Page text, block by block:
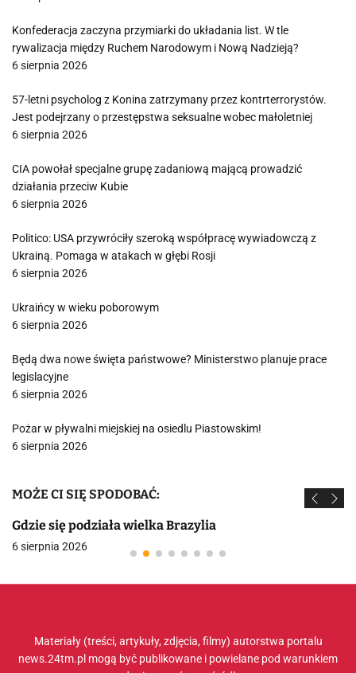
Konfederacja zaczyna przymiarki do układania list. W tle
rywalizacja między Ruchem Narodowym i Nową Nadzieją?
6 sierpnia 2026
57-letni psycholog z Konina zatrzymany przez kontrterrorystów.
Jest podejrzany o przestępstwa seksualne wobec małoletniej
6 sierpnia 2026
CIA powołał specjalne grupę zadaniową mającą prowadzić
działania przeciw Kubie
6 sierpnia 2026
Politico: USA przywróciły szeroką współpracę wywiadowczą z
Ukrainą. Pomaga w atakach w głębi Rosji
6 sierpnia 2026
Ukraińcy w wieku poborowym
6 sierpnia 2026
Będą dwa nowe święta państwowe? Ministerstwo planuje prace
legislacyjne
6 sierpnia 2026
Pożar w pływalni miejskiej na osiedlu Piastowskim!
6 sierpnia 2026
MOŻE CI SIĘ SPODOBAĆ:
Gdzie się podziała wielka Brazylia
6 sierpnia 2026
Materiały (treści, artykuły, zdjęcia, filmy) autorstwa portalu
news.24tm.pl mogą być publikowane i powielane pod warunkiem